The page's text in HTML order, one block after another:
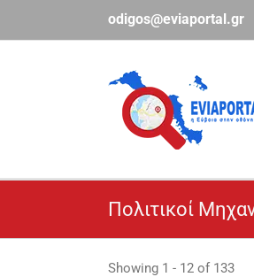
περιεχόμενο
odigos@eviaportal.gr
Πολιτικοί
Showing 1 - 12 of 133